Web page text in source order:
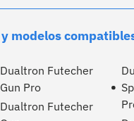
modelos
Dualtron Futecher
Gun Pro
Dualtron Futecher